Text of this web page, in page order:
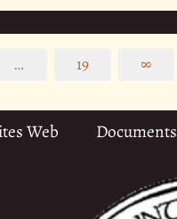
… 19 ∞
Web Documents